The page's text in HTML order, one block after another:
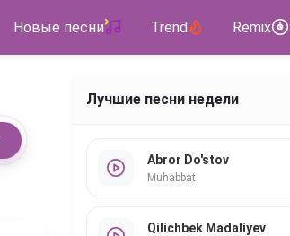
Новые песни Trend Remix
Лучшие песни недели
Abror Do'stov
Muhabbat
Qilichbek Madaliyev